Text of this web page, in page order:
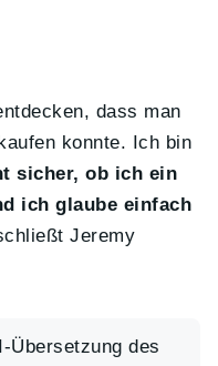
dass man
konnte. Ich bin
sicher, ob ich ein
ich glaube einfach
Jeremy
Übersetzung des